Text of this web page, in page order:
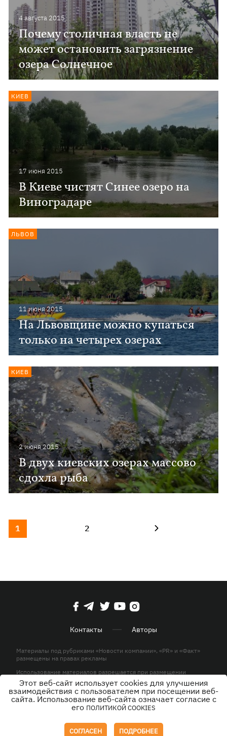
4 августа 2015
Почему столичная власть не
может остановить загрязнение
озера Солнечное
17 июня 2015
В Киеве чистят Синее озеро на
Виноградаре
КИЕВ
11 июня 2015
На Львовщине можно купаться
только на четырех озерах
ЛЬВОВ
2 июня 2015
В двух киевских озерах массово
сдохла рыба
КИЕВ
1 2
Контакты Авторы
Материалы под рубриками «Новости компании», «PR» и «Факт»
размещены на правах рекламы
Использование материалов разрешается при размещении
активной гиперссылки на KP.UA в первом абзаце.
© ООО «ЮЛАВ МЕДИА»,2026. Все права защищены.
Этот веб-сайт использует cookies для улучшения
взаимодействия с пользователем при посещении веб-
сайта. Использование веб-сайта означает согласие с
его ПОЛИТИКОЙ COOKIES
СОГЛАСЕН ПОДРОБНЕЕ